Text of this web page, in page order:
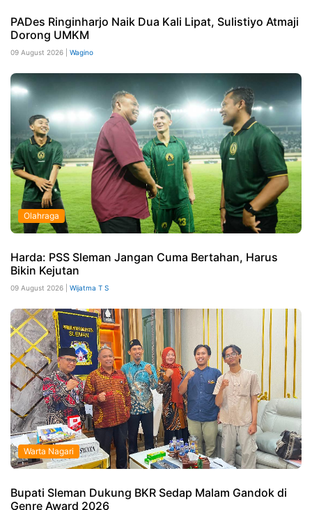
PADes Ringinharjo Naik Dua Kali Lipat, Sulistiyo Atmaji
Dorong UMKM
09 August 2026 | Wagino
Olahraga
Harda: PSS Sleman Jangan Cuma Bertahan, Harus
Bikin Kejutan
09 August 2026 | Wijatma T S
Warta Nagari
Bupati Sleman Dukung BKR Sedap Malam Gandok di
Genre Award 2026